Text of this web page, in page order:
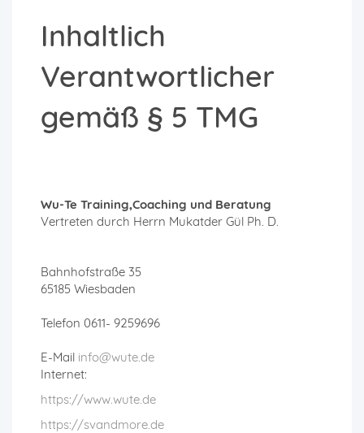
Inhaltlich
Verantwortlicher
gemäß § 5 TMG
Wu-Te Training,Coaching und Beratung
Vertreten durch Herrn Mukatder Gül Ph. D.
Bahnhofstraße 35
65185 Wiesbaden
Telefon 0611- 9259696
E-Mail info@wute.de
Internet:
https://www.wute.de
https://svandmore.de